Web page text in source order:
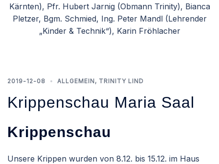
Kärnten), Pfr. Hubert Jarnig (Obmann Trinity), Bianca
Pletzer, Bgm. Schmied, Ing. Peter Mandl (Lehrender
„Kinder & Technik“), Karin Fröhlacher
2019-12-08 ALLGEMEIN, TRINITY LIND
Krippenschau Maria Saal
Krippenschau
Unsere Krippen wurden von 8.12. bis 15.12. im Haus